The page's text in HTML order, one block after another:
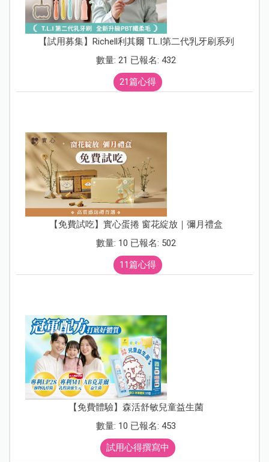
【試用募集】Richell利其爾 T.L.I第二代乳牙刷系列
數量: 21 已報名: 432
21篇心得
【免費試吃】實心蛋捲 窗花綻放｜彌月禮盒
數量: 10 已報名: 502
11篇心得
【免費體驗】森活舒敏兒童益生菌
數量: 10 已報名: 453
試用心得撰寫中